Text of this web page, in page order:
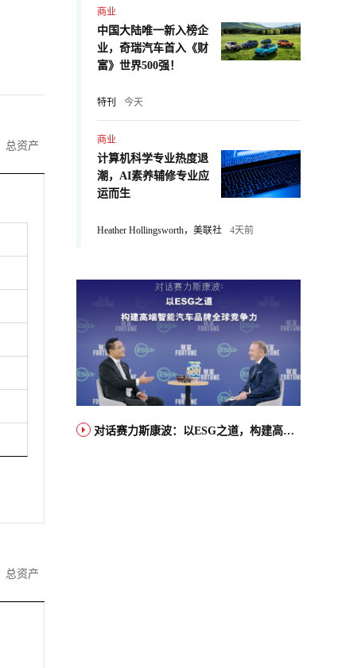
总资产
总资产
商业
中国大陆唯一新入榜企
业，奇瑞汽车首入《财
富》世界500强！
特刊 今天
商业
计算机科学专业热度退
潮，AI素养辅修专业应
运而生
Heather Hollingsworth，美联社 4天前
对话赛力斯康波：以ESG之道，构建高端智能汽车品牌全球竞争力